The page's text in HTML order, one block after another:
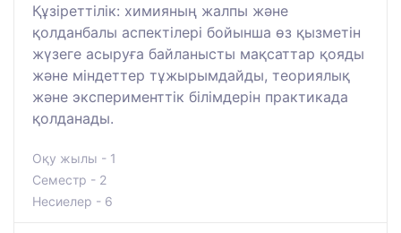
Құзіреттілік: химияның жалпы және
қолданбалы аспектілері бойынша өз қызметін
жүзеге асыруға байланысты мақсаттар қояды
және міндеттер тұжырымдайды, теориялық
және эксперименттік білімдерін практикада
қолданады.
Оқу жылы - 1
Семестр - 2
Несиелер - 6